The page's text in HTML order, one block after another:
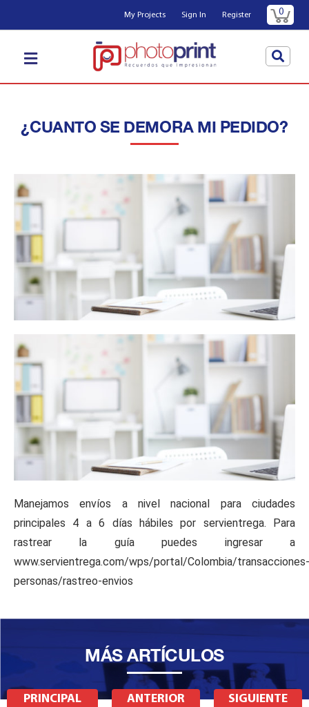
My Projects Sign In Register 0
¿CUANTO SE DEMORA MI PEDIDO?
Manejamos envíos a nivel nacional para ciudades
principales 4 a 6 días hábiles por servientrega. Para
rastrear la guía puedes ingresar a
www.servientrega.com/wps/portal/Colombia/transacciones-
personas/rastreo-envios
MÁS ARTÍCULOS
PRINCIPAL ANTERIOR SIGUIENTE